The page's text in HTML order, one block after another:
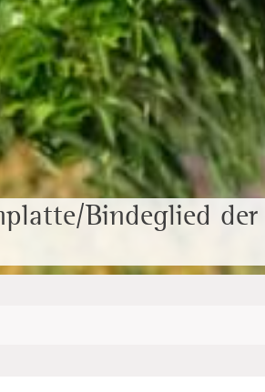
Bindeglied der